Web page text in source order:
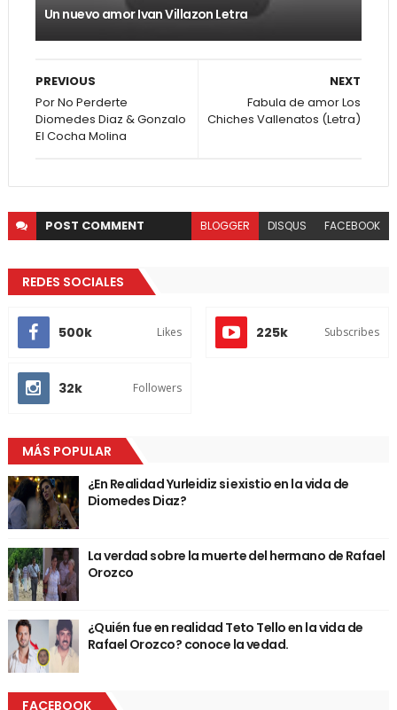
Un nuevo amor Ivan Villazon Letra
NEXT
Fabula de amor Los
Chiches Vallenatos (Letra)
PREVIOUS
Por No Perderte
Diomedes Diaz & Gonzalo
El Cocha Molina
POST COMMENT BLOGGER DISQUS FACEBOOK
REDES SOCIALES
500k Likes 225k Subscribes
32k Followers
MÁS POPULAR
¿En Realidad Yurleidiz si existio en la vida de
Diomedes Diaz?
La verdad sobre la muerte del hermano de Rafael
Orozco
¿Quién fue en realidad Teto Tello en la vida de
Rafael Orozco? conoce la vedad.
FACEBOOK